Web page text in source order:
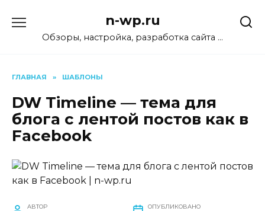
содержанию
n-wp.ru
Обзоры, настройка, разработка сайта …
ГЛАВНАЯ » ШАБЛОНЫ
DW Timeline — тема для
блога с лентой постов как в
Facebook
АВТОР ОПУБЛИКОВАНО